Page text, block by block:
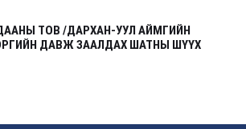
ТОВ /ДАРХАН-УУЛ АЙМГИЙН
ДАВЖ ЗААЛДАХ ШАТНЫ ШҮҮХ